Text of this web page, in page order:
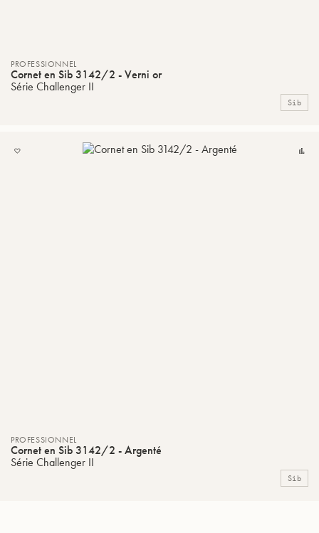
PROFESSIONNEL
Cornet en Sib 3142/2 - Verni or
Série Challenger II
Sib
PROFESSIONNEL
Cornet en Sib 3142/2 - Argenté
Série Challenger II
Sib